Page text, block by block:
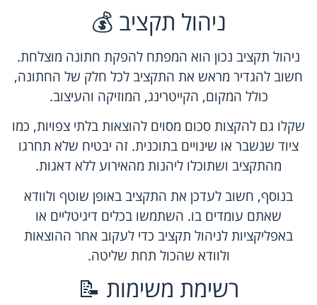
ניהול תקציב 💰
ניהול תקציב נכון הוא המפתח להפקת חתונה מוצלחת.
חשוב להגדיר מראש את התקציב לכל חלק של החתונה,
כולל המקום, הקייטרינג, המוזיקה והעיצוב.
שקלו גם להקצות סכום מסוים להוצאות בלתי צפויות, כמו
ציוד שנשבר או שינויים בתוכנית. זה יבטיח שלא תחרגו
מהתקציב ושתוכלו ליהנות מהאירוע ללא דאגות.
בנוסף, חשוב לעדכן את התקציב באופן שוטף ולוודא
שאתם עומדים בו. השתמשו בכלים דיגיטליים או
באפליקציות לניהול תקציב כדי לעקוב אחר ההוצאות
ולוודא שהכול תחת שליטה.
רשימת משימות 📝